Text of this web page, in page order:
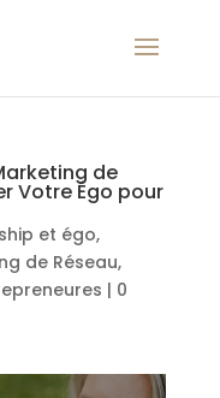
de
Votre Égo pour
et égo,
de Réseau,
| 0